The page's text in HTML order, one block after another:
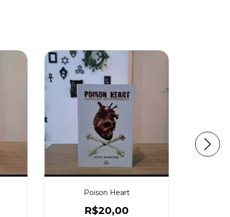
Poison Heart
R$20,00